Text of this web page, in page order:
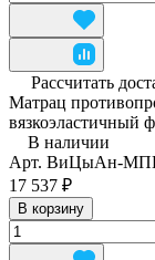
Рассчитать
Матрац
вязкоэластичный
В наличии
Арт. ВиЦыАн-
17 537 ₽
В корзину